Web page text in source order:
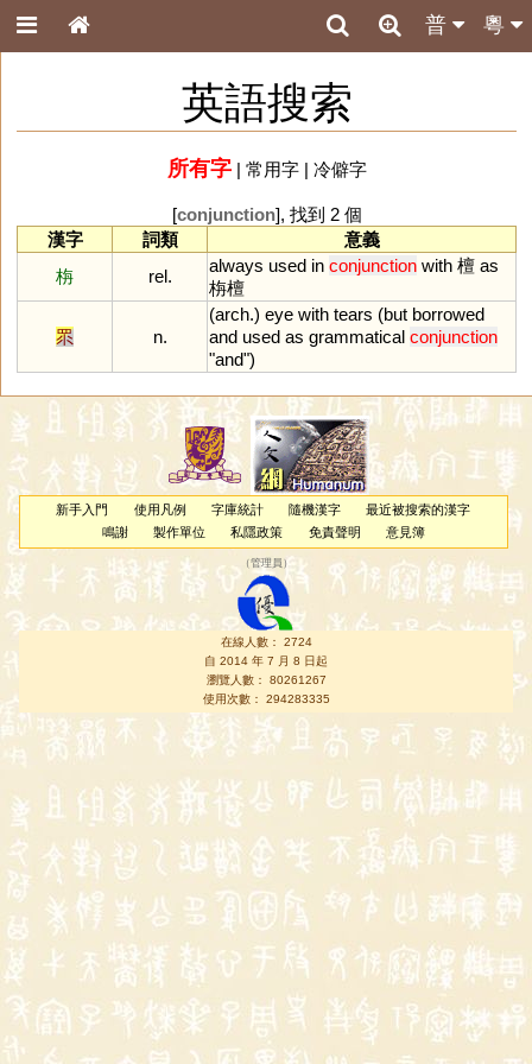
粵
普
英語搜索
所有字| 常用字| 冷僻字
[conjunction], 找到 2 個
漢字
詞類
意義
栴
rel.
always used in conjunction with 檀 as
栴檀
眔 n.
(arch.) eye with tears (but borrowed
and used as grammatical conjunction
"and")
新手入門 使用凡例 字庫統計 隨機漢字
最近被搜索的漢字
鳴謝
製作單位 私隱政策 免責聲明 意見簿
（管理員 ）
在線人數： 2724
自 2014 年 7 月 8 日起
瀏覽人數： 80261267
使用次數： 294283335